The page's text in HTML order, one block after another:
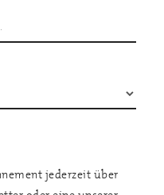
jederzeit über